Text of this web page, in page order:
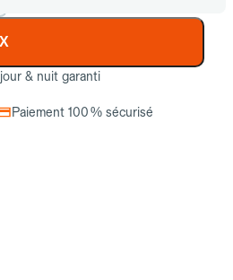
& nuit garanti
Paiement 100 % sécurisé